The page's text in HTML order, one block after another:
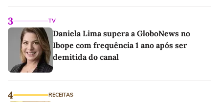
3 TV
Daniela Lima supera a GloboNews no
Ibope com frequência 1 ano após ser
demitida do canal
4 RECEITAS